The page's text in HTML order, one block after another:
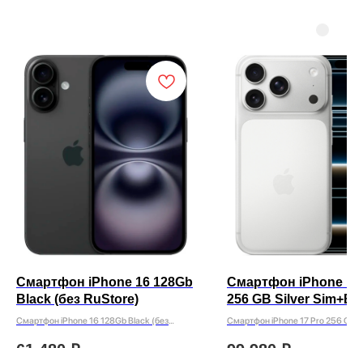
Смартфон iPhone 16 128Gb
Black (без RuStore)
Смартфон iPhone 16 128Gb Black (без
Смартфон iPhone 17
256 GB Silver
без Rustore )
Смартфон iPhone 17 Pro 256 GB